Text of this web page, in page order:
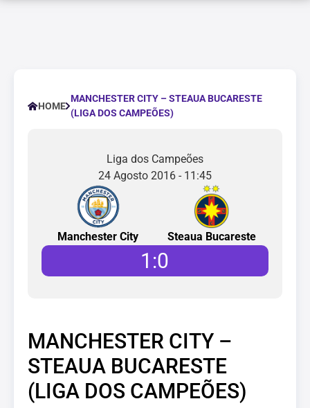
HOME
MANCHESTER CITY – STEAUA BUCARESTE
(LIGA DOS CAMPEÕES)
Liga dos Campeões
24 Agosto 2016 - 11:45
Manchester City Steaua Bucareste
1 :0
MANCHESTER CITY –
STEAUA BUCARESTE
(LIGA DOS CAMPEÕES)